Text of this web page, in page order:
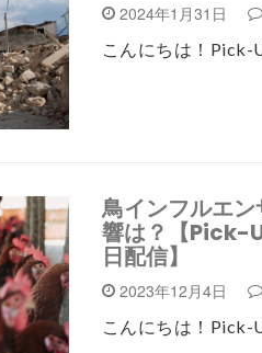
2024年1月31日
こんにちは！Pick-
鳥インフルエ
響は？【Pick-
日配信】
2023年12月4日
こんにちは！Pick-